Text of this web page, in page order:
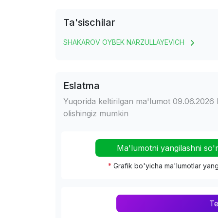
Ta'sischilar
SHAKAROV OYBEK NARZULLAYEVICH
Eslatma
Yuqorida keltirilgan ma'lumot
olishingiz mumkin
Ma'lumotni yangilashni
* Grafik bo'yicha ma'lumotlar